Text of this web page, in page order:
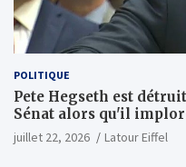
POLITIQUE
Pete Hegseth est
Sénat alors qu'il
juillet 22, 2026 Latour Eiffel